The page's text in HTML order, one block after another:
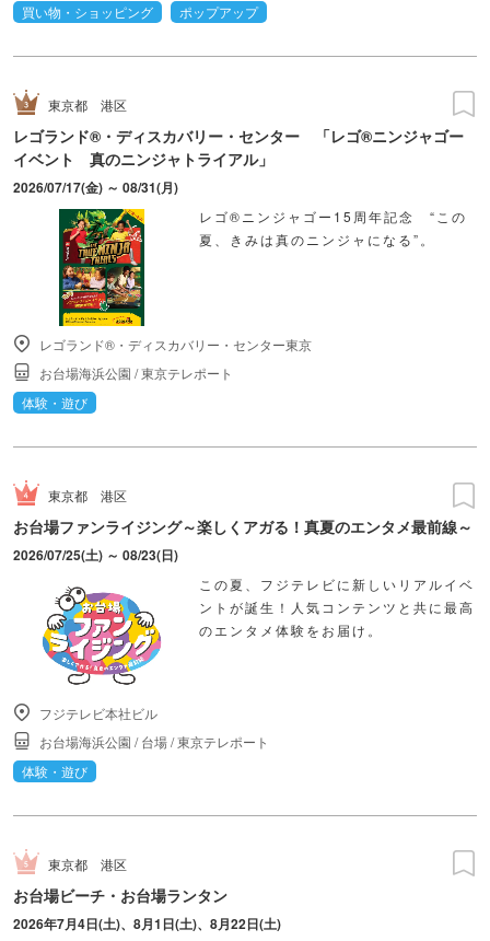
買い物・ショッピング
ポップアップ
東京都 港区
レゴランド®・ディスカバリー・センター 「レゴ®ニンジャゴー
イベント 真のニンジャトライアル」
2026/07/17(金) ～ 08/31(月)
レゴ®ニンジャゴー15周年記念 “この
夏、きみは真のニンジャになる”。
レゴランド®・ディスカバリー・センター東京
お台場海浜公園 /東京テレポート
体験・遊び
東京都 港区
お台場ファンライジング～楽しくアガる！真夏のエンタメ最前線～
2026/07/25(土) ～ 08/23(日)
この夏、フジテレビに新しいリアルイベ
ントが誕生！人気コンテンツと共に最高
のエンタメ体験をお届け。
フジテレビ本社ビル
お台場海浜公園 /台場/東京テレポート
体験・遊び
東京都 港区
お台場ビーチ・お台場ランタン
2026年7月4日(土)、8月1日(土)、8月22日(土)